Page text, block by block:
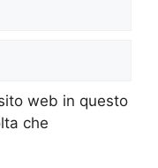
web in questo
che